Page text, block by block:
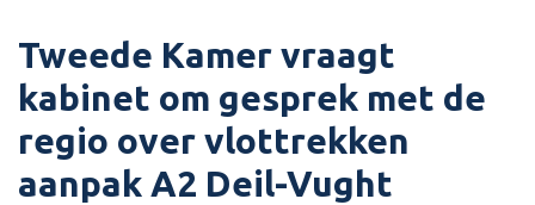
Tweede Kamer vraagt
kabinet om gesprek met de
regio over vlottrekken
aanpak A2 Deil-Vught